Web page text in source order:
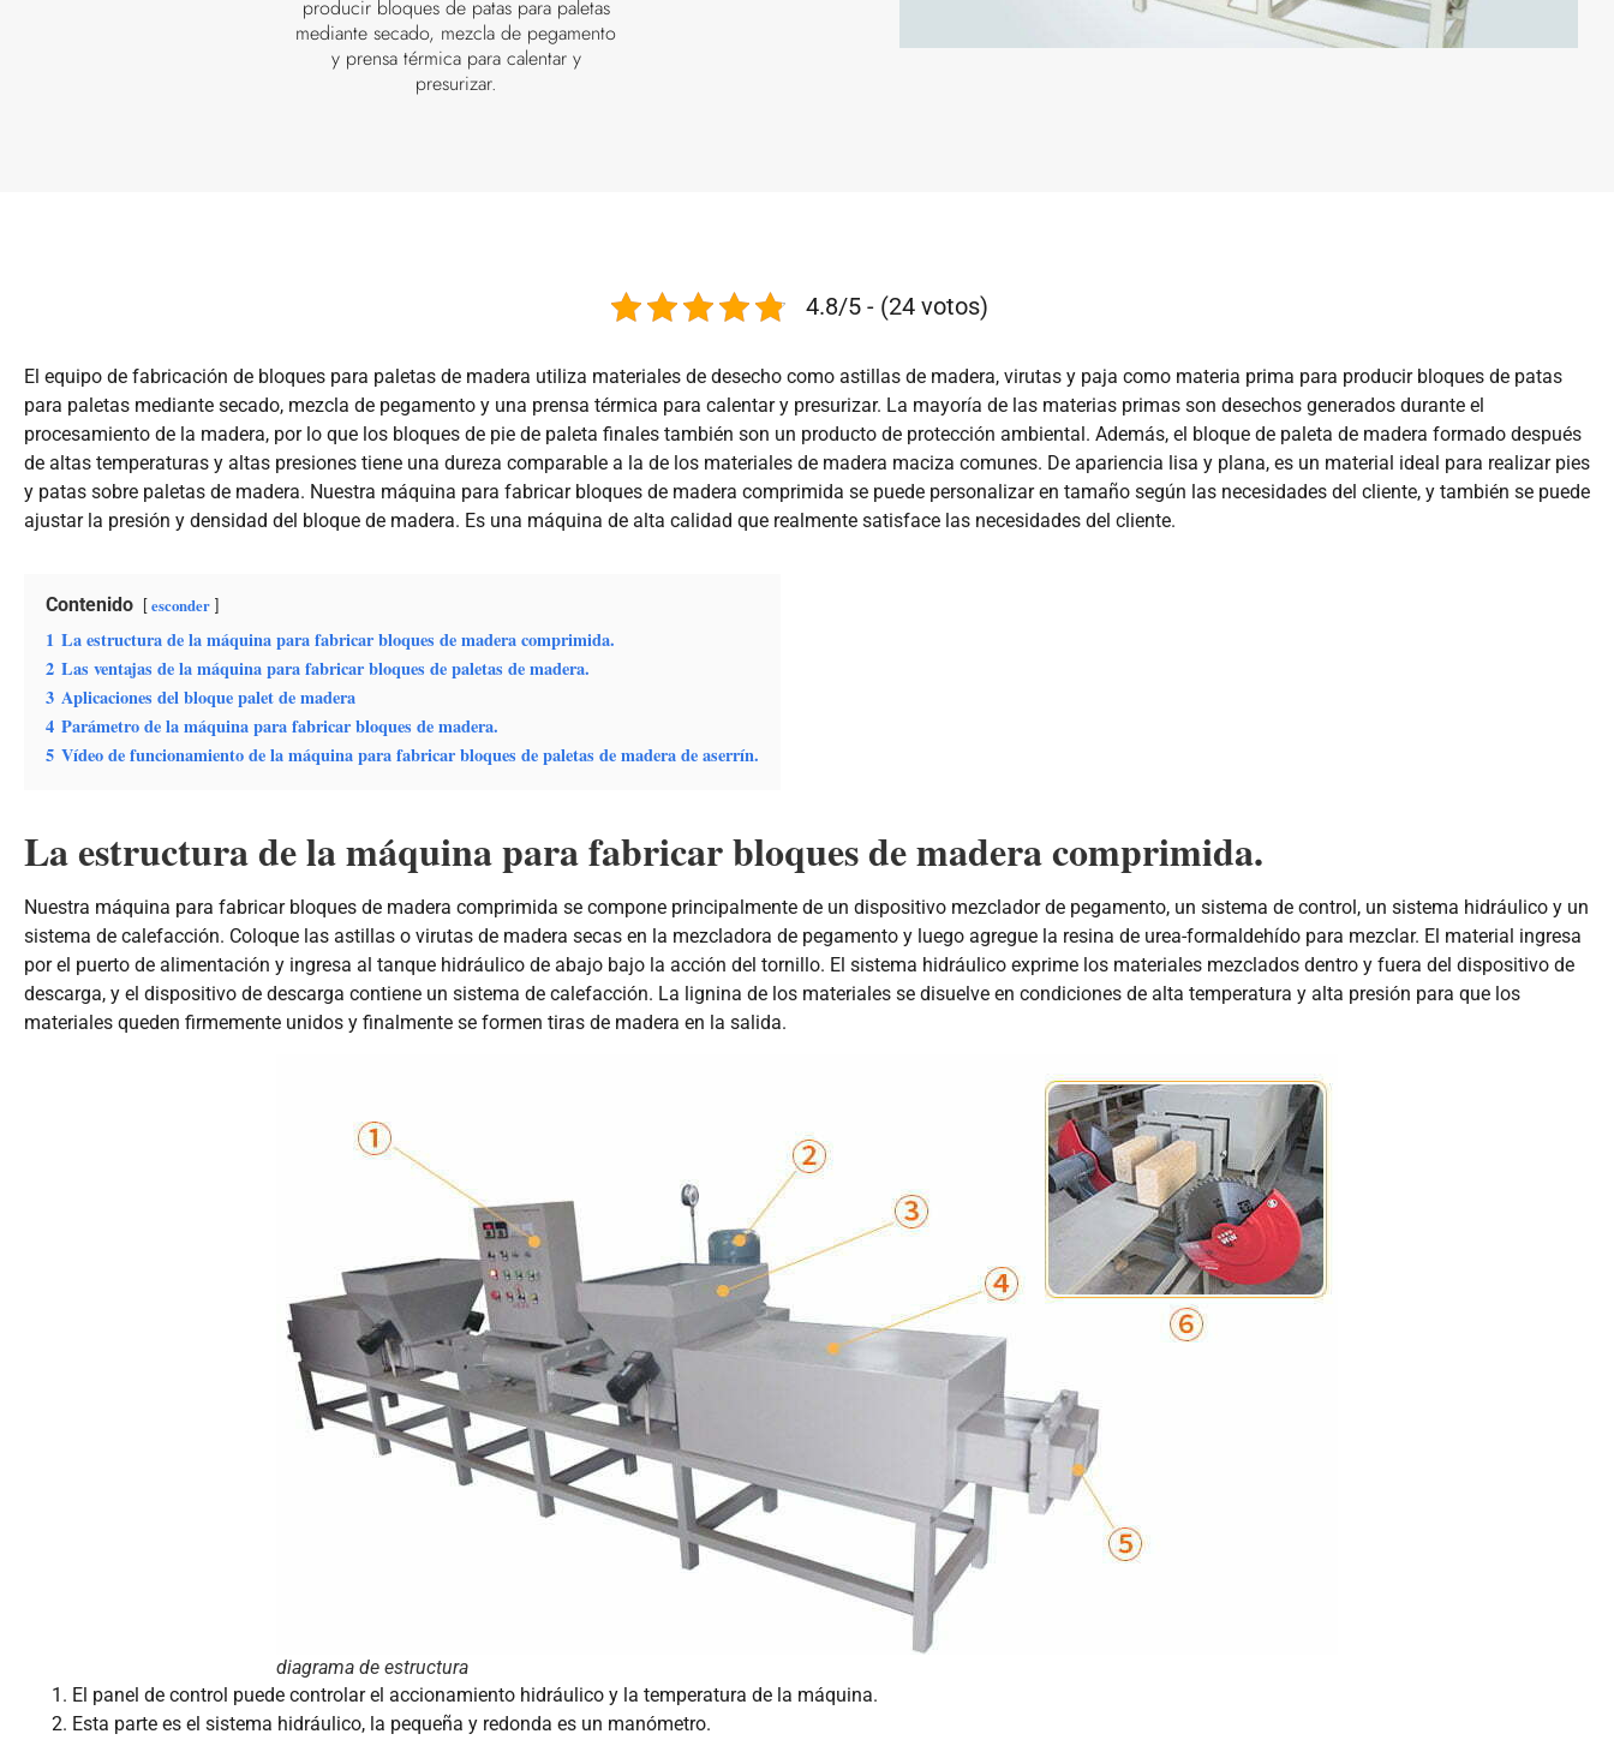
producir bloques de patas para paletas
mediante secado, mezcla de pegamento
y prensa térmica para calentar y
presurizar.
4.8/5 - (24 votos)
El equipo de fabricación de bloques para paletas de madera utiliza materiales de desecho como astillas de madera, virutas y paja como materia prima para producir bloques de patas
para paletas mediante secado, mezcla de pegamento y una prensa térmica para calentar y presurizar. La mayoría de las materias primas son desechos generados durante el
procesamiento de la madera, por lo que los bloques de pie de paleta finales también son un producto de protección ambiental. Además, el bloque de paleta de madera formado después
de altas temperaturas y altas presiones tiene una dureza comparable a la de los materiales de madera maciza comunes. De apariencia lisa y plana, es un material ideal para realizar pies
y patas sobre paletas de madera. Nuestra máquina para fabricar bloques de madera comprimida se puede personalizar en tamaño según las necesidades del cliente, y también se puede
ajustar la presión y densidad del bloque de madera. Es una máquina de alta calidad que realmente satisface las necesidades del cliente.
Contenido esconder
1 La estructura de la máquina para fabricar bloques de madera comprimida.
2 Las ventajas de la máquina para fabricar bloques de paletas de madera.
3 Aplicaciones del bloque palet de madera
4 Parámetro de la máquina para fabricar bloques de madera.
5 Vídeo de funcionamiento de la máquina para fabricar bloques de paletas de madera de aserrín.
La estructura de la máquina para fabricar bloques de madera comprimida.
Nuestra máquina para fabricar bloques de madera comprimida se compone principalmente de un dispositivo mezclador de pegamento, un sistema de control, un sistema hidráulico y un
sistema de calefacción. Coloque las astillas o virutas de madera secas en la mezcladora de pegamento y luego agregue la resina de urea-formaldehído para mezclar. El material ingresa
por el puerto de alimentación y ingresa al tanque hidráulico de abajo bajo la acción del tornillo. El sistema hidráulico exprime los materiales mezclados dentro y fuera del dispositivo de
descarga, y el dispositivo de descarga contiene un sistema de calefacción. La lignina de los materiales se disuelve en condiciones de alta temperatura y alta presión para que los
materiales queden firmemente unidos y finalmente se formen tiras de madera en la salida.
diagrama de estructura
El panel de control puede controlar el accionamiento hidráulico y la temperatura de la máquina.
Esta parte es el sistema hidráulico, la pequeña y redonda es un manómetro.